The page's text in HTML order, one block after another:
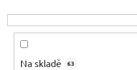
o
d
Na skladě 63